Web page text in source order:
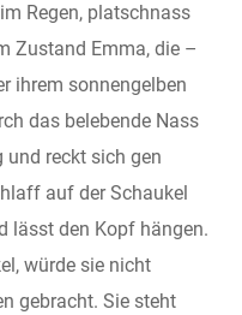
Regen, platschnass
Zustand Emma, die –
ihrem sonnengelben
das belebende Nass
reckt sich gen
auf der Schaukel
lässt den Kopf hängen.
würde sie nicht
gebracht. Sie steht